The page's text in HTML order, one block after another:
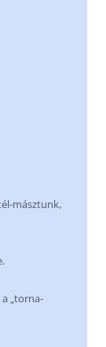
másztunk,
„torna-